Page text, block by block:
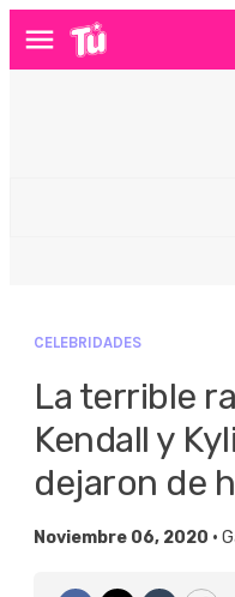
Menú
CELEBRIDADES
La terrible
Kendall y
dejaron de
Noviembre 06, 2020 •